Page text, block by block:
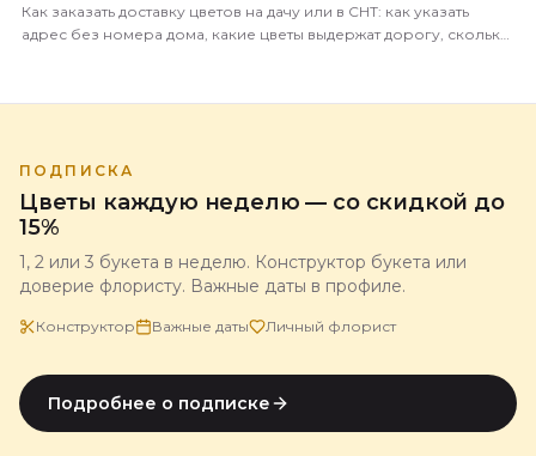
Как заказать доставку цветов на дачу или в СНТ: как указать
адрес без номера дома, какие цветы выдержат дорогу, сколько
ПОДПИСКА
Цветы каждую неделю — со скидкой до
15%
1, 2 или 3 букета в неделю. Конструктор букета или
доверие флористу. Важные даты в профиле.
Конструктор Важные даты Личный флорист
Подробнее о подписке